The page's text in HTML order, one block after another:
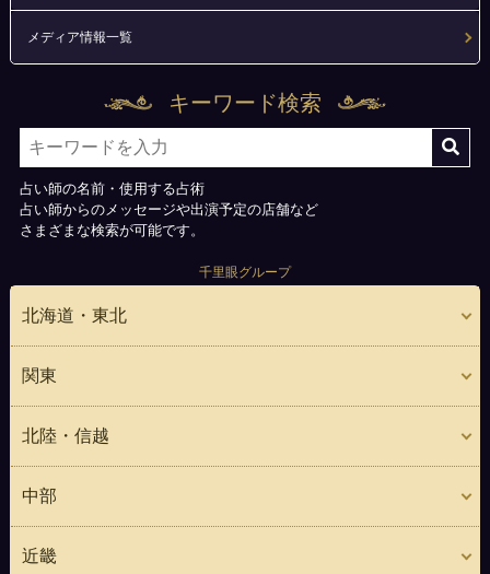
メディア情報一覧
キーワード検索
占い師の名前・使用する占術
占い師からのメッセージや出演予定の店舗など
さまざまな検索が可能です。
千里眼グループ
北海道・東北
関東
北陸・信越
中部
近畿